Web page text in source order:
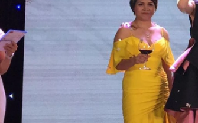
Shota Tanaka
COUXU株式会社 / その他